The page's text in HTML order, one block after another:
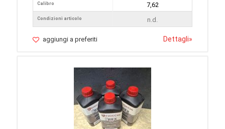
Calibro
Condizioni articolo
7,62
n.d.
aggiungi a preferiti Dettagli»